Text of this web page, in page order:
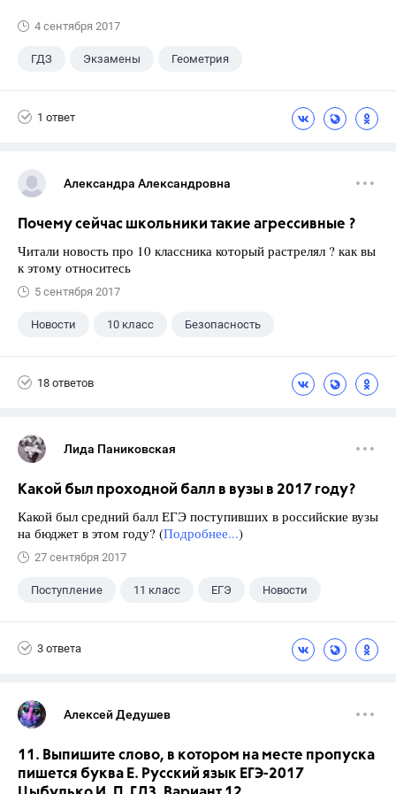
4 сентября 2017
ГДЗ Экзамены Геометрия
1 ответ
Александра Александровна
Почему сейчас школьники такие агрессивные ?
Читали новость про 10 классника который растрелял ? как вы
к этому относитесь
5 сентября 2017
Новости 10 класс Безопасность
18 ответов
Лида Паниковская
Какой был проходной балл в вузы в 2017 году?
Какой был средний балл ЕГЭ поступивших в российские вузы
на бюджет в этом году? (Подробнее...)
27 сентября 2017
Поступление 11 класс ЕГЭ Новости
3 ответа
Алексей Дедушев
11. Выпишите слово, в котором на месте пропуска
пишется буква Е. Русский язык ЕГЭ-2017